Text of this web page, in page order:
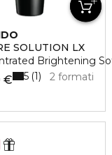
SOLUTION LX
Brightening
€ 2 formati
5 1